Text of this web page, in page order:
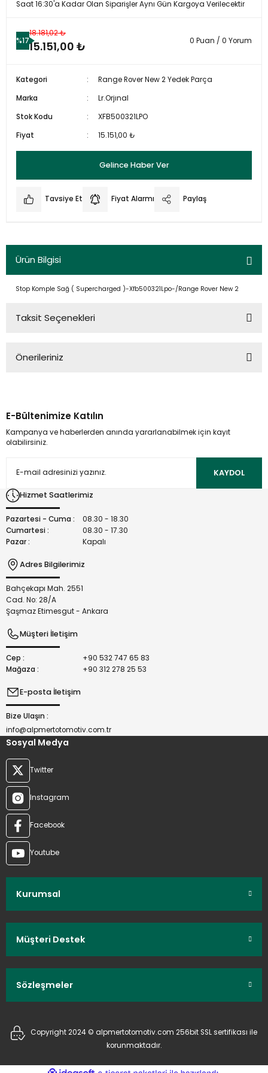
Saat 16:30'a Kadar Olan Siparişler Aynı Gün Kargoya Verilecektir
%17
18.181,02 ₺
15.151,00 ₺ 0 Puan / 0 Yorum
Kategori
Range Rover New 2 Yedek Parça
Marka
Lr.Orjınal
Stok Kodu
XFB500321LPO
Fiyat
15.151,00 ₺
Gelince Haber Ver
Tavsiye Et Fiyat Alarmı Paylaş
Ürün Bilgisi
Stop Komple Sağ ( Supercharged )-Xfb500321Lpo-/Range Rover New 2
Taksit Seçenekleri
Önerileriniz
kullanarak tarafımıza iletebilirsiniz.
Görüş ve önerileriniz için teşekkür ederiz.
Ürün açıklamasında eksik bilgiler bulunuyor.
Bu ürüne benzer farklı alternatifler olmalı.
E-Bültenimize Katılın
Kampanya ve haberlerden anında yararlanabilmek için kayıt
olabilirsiniz.
KAYDOL
Hizmet Saatlerimiz
Pazartesi - Cuma :
08.30 - 18.30
Cumartesi :
08.30 - 17.30
Pazar :
Kapalı
Adres Bilgilerimiz
Bahçekapı Mah. 2551
Cad. No: 28/A
Şaşmaz Etimesgut - Ankara
Müşteri İletişim
Cep :
+90 532 747 65 83
Mağaza :
+90 312 278 25 53
E-posta İletişim
Bize Ulaşın :
info@alpmertotomotiv.com.tr
Sosyal Medya
Twitter
Instagram
Facebook
Youtube
Kurumsal
Müşteri Destek
Sözleşmeler
Copyright 2024 © alpmertotomotiv.com 256bit SSL sertifikası ile
korunmaktadır.